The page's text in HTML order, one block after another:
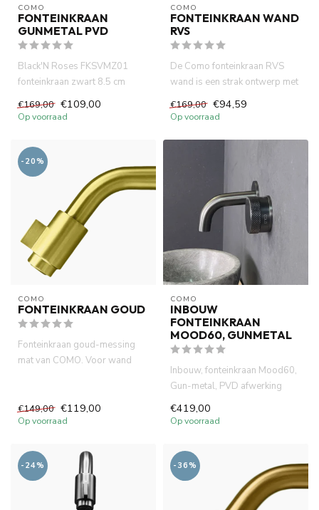
COMO
FONTEINKRAAN
GUNMETAL PVD
Black'N Roses FKSVMZ01
fonteinkraan zwart 8.5 cm
uitloop. Hoogwaardige
messing m...
€169,00 €109,00
Op voorraad
COMO
FONTEINKRAAN WAND
RVS
De Como fonteinkraan RVS
wand is een strak ontwerp met
10 cm uitloop. In combina...
€169,00 €94,59
Op voorraad
-20%
COMO
FONTEINKRAAN GOUD
Fonteinkraan goud-messing
mat van COMO. Voor wand
€149,00 €119,00
Op voorraad
COMO
INBOUW
FONTEINKRAAN
MOOD60, GUNMETAL
Inbouw, fonteinkraan Mood60,
Gun-metal, PVD afwerking
(gecertifieerd). Messing. ...
€419,00
Op voorraad
-24% -36%